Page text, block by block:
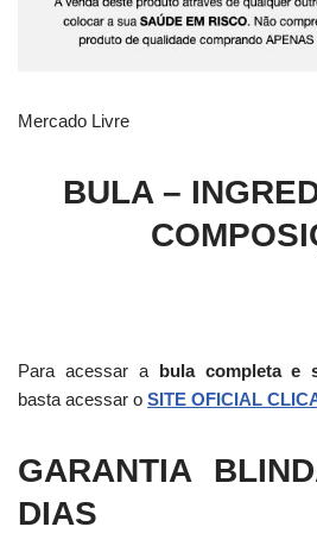
Mercado Livre
BULA –
Para acessar a bula completa e
basta acessar o SITE OFICIAL
GARANTIA
DIAS